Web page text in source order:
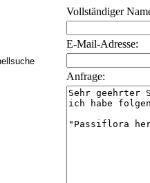
Vollständiger
E-Mail-Adresse:
Anfrage: